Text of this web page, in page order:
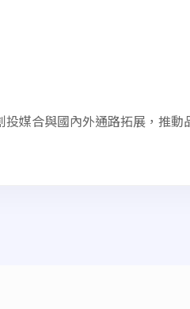
投媒合與國內外通路拓展，推動